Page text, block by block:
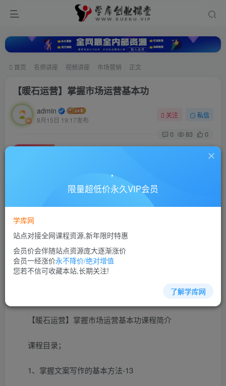
首页 名师讲座 视频讲座 市场营销 正文
【暖石运营】掌握市场运营基本功
admin
8月15日 19:17发布
关注 私信
0 83 0
此内容为付费资源，请付费后查看
10
立即购买
您当前未登录！建议登陆后购买，可保存购买订单
付费资源
【暖石运营】掌握市场运营基本功课程简介
课程目录；
1、掌握文案写作的基本方法-13
限量超低价永久VIP会员
学库网
站点对接全网课程资源,新年限时特惠
会员价会伴随站点资源庞大逐渐涨价
会员一经涨价永不降价/绝对增值
您若不信可收藏本站,长期关注!
了解学库网